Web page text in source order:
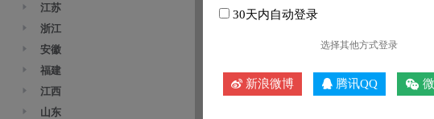
江苏
浙江
安徽
福建
江西
山东
30天内自动登录
选择其他方式登录
新浪微博 腾讯QQ